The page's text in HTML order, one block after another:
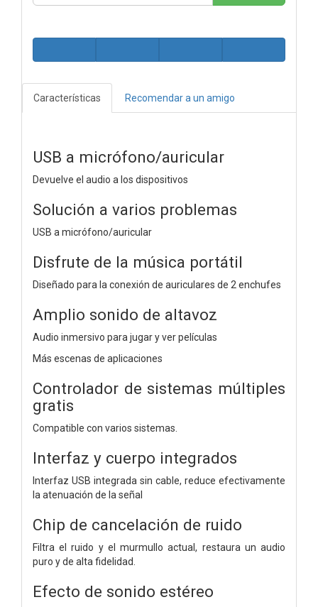
Características Recomendar a un amigo
USB a micrófono/auricular
Devuelve el audio a los dispositivos
Solución a varios problemas
USB a micrófono/auricular
Disfrute de la música portátil
Diseñado para la conexión de auriculares de 2 enchufes
Amplio sonido de altavoz
Audio inmersivo para jugar y ver películas
Más escenas de aplicaciones
Controlador de sistemas múltiples
gratis
Compatible con varios sistemas.
Interfaz y cuerpo integrados
Interfaz USB integrada sin cable, reduce efectivamente
la atenuación de la señal
Chip de cancelación de ruido
Filtra el ruido y el murmullo actual, restaura un audio
puro y de alta fidelidad.
Efecto de sonido estéreo